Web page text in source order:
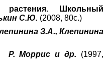
растения. Школьный
С.Ю. (2008, 80с.)
З.А., Клепинина
Р. Моррис и др.
(1997,